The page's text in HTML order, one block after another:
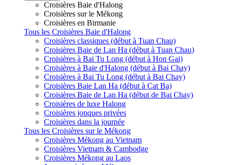
Croisières Baie d'Halong
Croisières sur le Mékong
Croisières en Birmanie
Tous les Croisières Baie d'Halong
Croisières classiques (début à Tuan Chau)
Croisières Baie de Lan Ha (début à Tuan Chau)
Croisières à Bai Tu Long (début à Hon Gai)
Croisières à Baie d'Halong (début à Bai Chay)
Croisières à Bai Tu Long (début à Bai Chay)
Croisières Baie Lan Ha (début à Cat Ba)
Croisières Baie de Lan Ha (début de Bai Chay)
Croisières de luxe Halong
Croisières jonques privées
Croisières dans la journée
Tous les Croisières sur le Mékong
Croisières Mékong au Vietnam
Croisières Vietnam & Cambodge
Croisières Mékong au Laos